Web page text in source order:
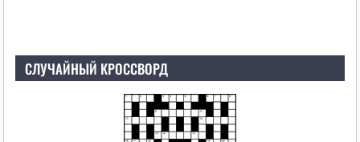
СЛУЧАЙНЫЙ КРОССВОРД